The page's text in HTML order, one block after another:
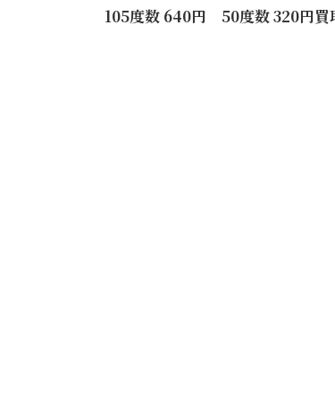
105度数 640円 50度数 320円買